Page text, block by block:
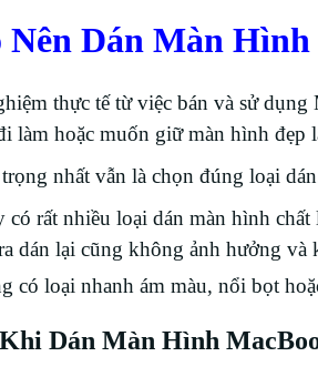
Nên Dán Màn
thực tế từ việc bán và sử
làm hoặc muốn giữ màn hình
nhất vẫn là chọn đúng loại
có rất nhiều loại dán màn hình
dán lại cũng không ảnh hưởng và
có loại nhanh ám màu, nổi bọt
Dán Màn Hình